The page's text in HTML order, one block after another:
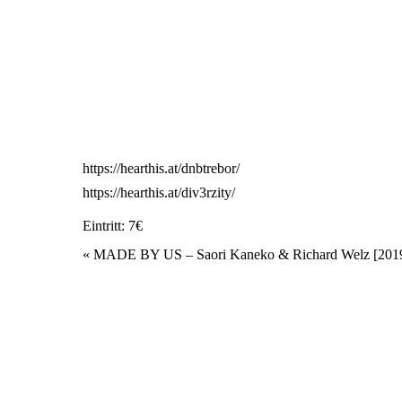
https://hearthis.at/dnbtrebor/
https://hearthis.at/div3rzity/
Eintritt: 7€
Veranstaltung
« MADE BY US – Saori Kaneko & Richard Welz